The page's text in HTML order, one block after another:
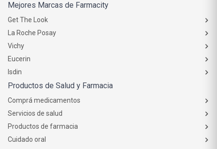
Mejores Marcas de Farmacity
Get The Look
La Roche Posay
Vichy
Eucerin
Isdin
Productos de Salud y Farmacia
Comprá medicamentos
Servicios de salud
Productos de farmacia
Cuidado oral